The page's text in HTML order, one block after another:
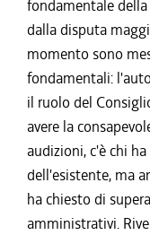
fondamentale
dalla disputa
momento sono
fondamentali:
il ruolo del
avere la
audizioni, c'è chi
dell'esistente, ma
ha chiesto di
amministrativi.